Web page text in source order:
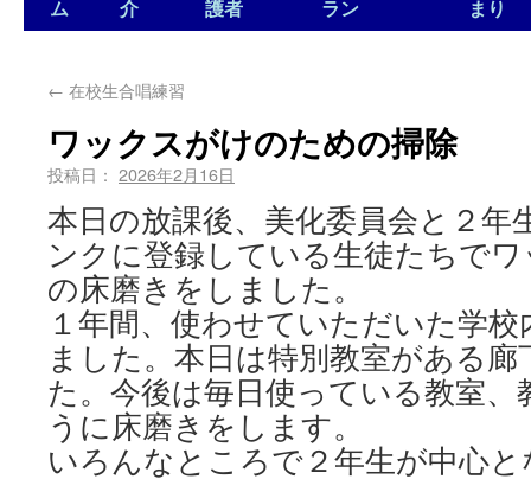
ム
介
護者
ラン
まり
← 在校生合唱練習
ワックスがけのための掃除
投稿日： 2026年2月16日
本日の放課後、美化委員会と２年
ンクに登録している生徒たちで
の床磨きをしました。
１年間、使わせていただいた学
ました。本日は特別教室がある
た。今後は毎日使っている教室、
うに床磨きをします。
いろんなところで２年生が中心